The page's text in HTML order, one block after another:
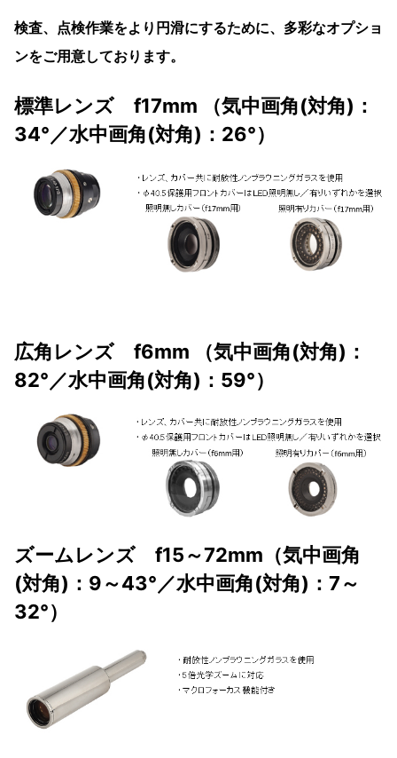
検査、点検作業をより円滑にするために、多彩なオプショ
ンをご用意しております。
標準レンズ f17mm （気中画角(対角)：
34°／水中画角(対角)：26°）
広角レンズ f6mm （気中画角(対角)：
82°／水中画角(対角)：59°）
ズームレンズ f15～72mm（気中画角
(対角)：9～43°／水中画角(対角)：7～
32°）